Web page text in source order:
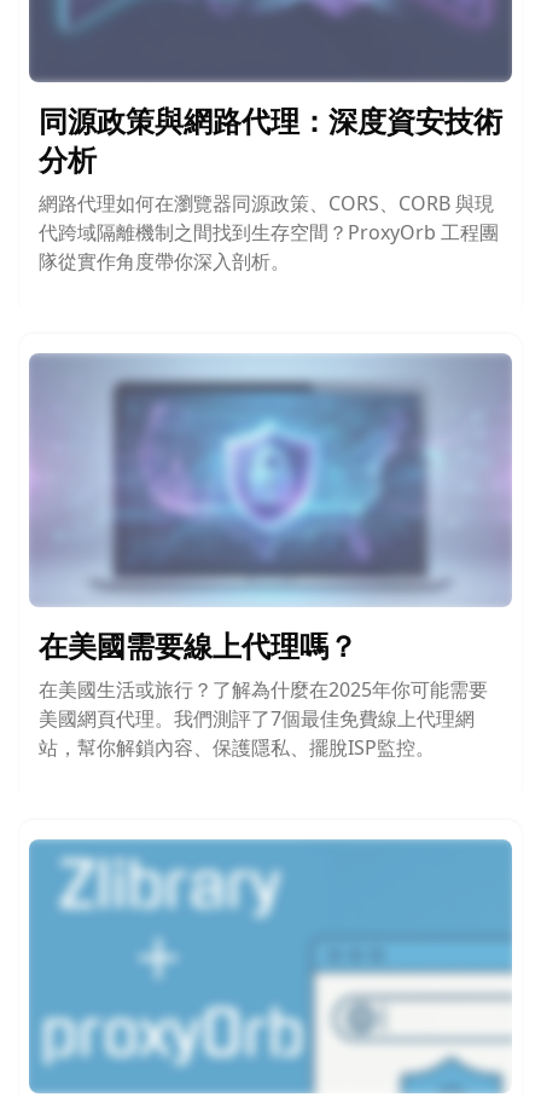
同源政策與網路代理：深度資安技術
分析
網路代理如何在瀏覽器同源政策、CORS、CORB 與現
代跨域隔離機制之間找到生存空間？ProxyOrb 工程團
隊從實作角度帶你深入剖析。
在美國需要線上代理嗎？
在美國生活或旅行？了解為什麼在2025年你可能需要
美國網頁代理。我們測評了7個最佳免費線上代理網
站，幫你解鎖內容、保護隱私、擺脫ISP監控。